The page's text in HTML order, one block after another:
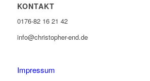
KONTAKT
0176-82 16 21 42
info@christopher-end.de
Impressum